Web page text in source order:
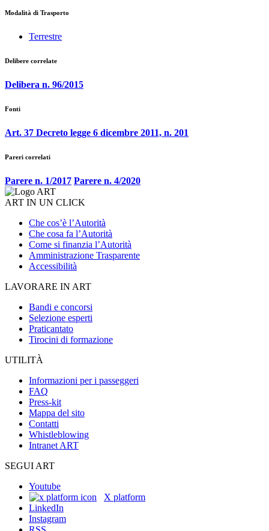
Modalità di Trasporto
Terrestre
Delibere correlate
Delibera n. 96/2015
Fonti
Art. 37 Decreto legge 6 dicembre 2011, n. 201
Pareri correlati
Parere n. 1/2017 Parere n. 4/2020
ART IN UN CLICK
Che cos’è l’Autorità
Che cosa fa l’Autorità
Come si finanzia l’Autorità
Amministrazione Trasparente
Accessibilità
LAVORARE IN ART
Bandi e concorsi
Selezione esperti
Praticantato
Tirocini di formazione
UTILITÀ
Informazioni per i passeggeri
FAQ
Press-kit
Mappa del sito
Contatti
Whistleblowing
Intranet ART
SEGUI ART
Youtube
X platform
LinkedIn
Instagram